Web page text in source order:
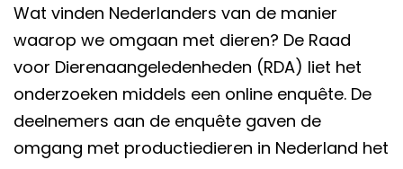
Wat vinden Nederlanders van de manier
waarop we omgaan met dieren? De Raad
voor Dierenaangeledenheden (RDA) liet het
onderzoeken middels een online enquête. De
deelnemers aan de enquête gaven de
omgang met productiedieren in Nederland het